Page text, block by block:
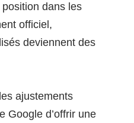
dans les
officiel,
deviennent des
ajustements
Google d’offrir une